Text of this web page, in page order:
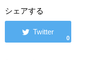
シェアする
0